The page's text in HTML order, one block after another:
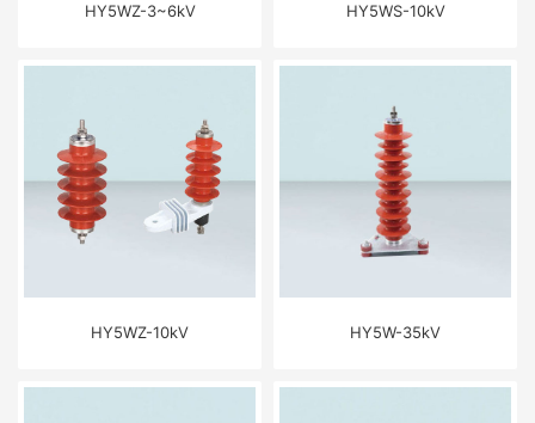
HY5WZ-3~6kV HY5WS-10kV
HY5WZ-10kV HY5W-35kV